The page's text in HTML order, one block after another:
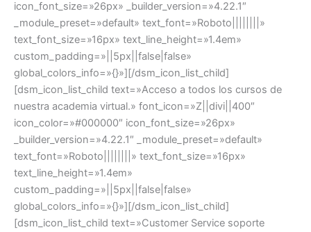
icon_font_size=»26px» _builder_version=»4.22.1″
_module_preset=»default» text_font=»Roboto||||||||»
text_font_size=»16px» text_line_height=»1.4em»
custom_padding=»||5px||false|false»
global_colors_info=»{}»][/dsm_icon_list_child]
[dsm_icon_list_child text=»Acceso a todos los cursos de
nuestra academia virtual.» font_icon=»Z||divi||400″
icon_color=»#000000″ icon_font_size=»26px»
_builder_version=»4.22.1″ _module_preset=»default»
text_font=»Roboto||||||||» text_font_size=»16px»
text_line_height=»1.4em»
custom_padding=»||5px||false|false»
global_colors_info=»{}»][/dsm_icon_list_child]
[dsm_icon_list_child text=»Customer Service soporte